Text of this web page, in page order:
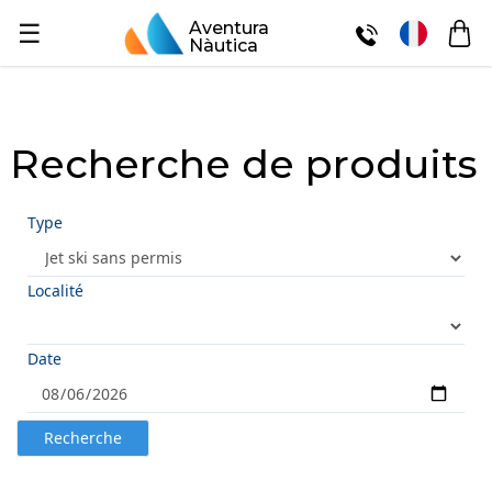
☰
Aventura
Nàutica
Recherche de produits
Type
Localité
Date
Recherche